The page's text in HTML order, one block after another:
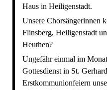
Haus in Heiligenstadt.
Unsere Chorsängerinnen
Flinsberg, Heiligenstadt
Heuthen?
Ungefähr einmal im
Gottesdienst in St.
Erstkommunionfeiern